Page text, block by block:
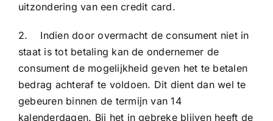
uitzondering van een credit card.
2. Indien door overmacht de consument niet in
staat is tot betaling kan de ondernemer de
consument de mogelijkheid geven het te betalen
bedrag achteraf te voldoen. Dit dient dan wel te
gebeuren binnen de termijn van 14
kalenderdagen. Bij het in gebreke blijven heeft de